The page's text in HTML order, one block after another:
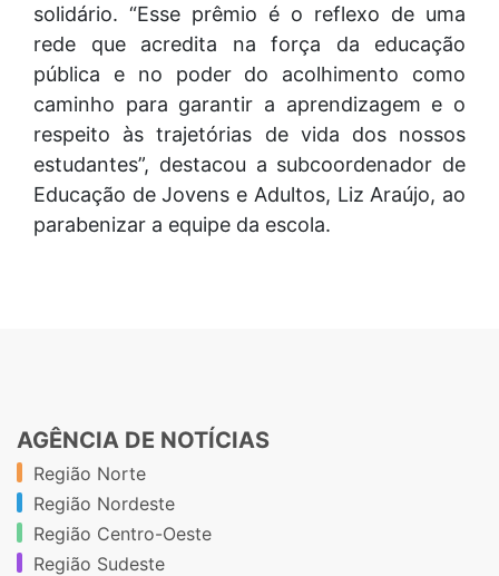
solidário. “Esse prêmio é o reflexo de uma
rede que acredita na força da educação
pública e no poder do acolhimento como
caminho para garantir a aprendizagem e o
respeito às trajetórias de vida dos nossos
estudantes”, destacou a subcoordenador de
Educação de Jovens e Adultos, Liz Araújo, ao
parabenizar a equipe da escola.
AGÊNCIA DE NOTÍCIAS
Região Norte
Região Nordeste
Região Centro-Oeste
Região Sudeste